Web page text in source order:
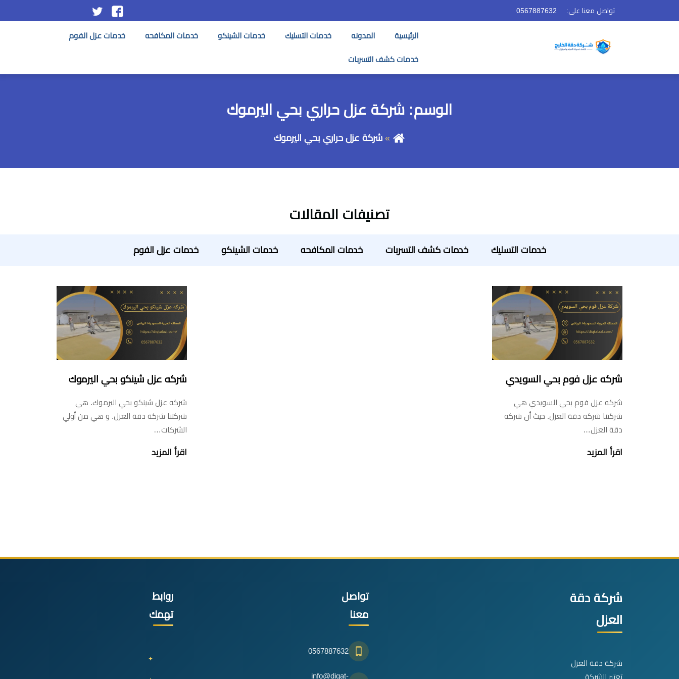
تواصل معنا على: 0567887632
تابعنا
فيسبوكتويتر
الرئيسية المدونه خدمات التسليك خدمات الشينكو خدمات المكافحه خدمات عزل الفوم
خدمات كشف التسربات
الوسم: شركة عزل حراري بحي اليرموك
شركة عزل حراري بحي اليرموك
تصنيفات المقالات
خدمات التسليك خدمات كشف التسربات خدمات المكافحه خدمات الشينكو خدمات عزل الفوم
شركه عزل فوم بحي السويدي
شركه عزل فوم بحي السويدي هي
شركتنا شركه دقة العزل. حيث أن شركه
دقة العزل…
اقرأ المزيد
شركه عزل شينكو بحي اليرموك
شركه عزل شينكو بحي اليرموك. هي
شركتنا شركة دقة العزل. و هي من أولي
الشركات…
اقرأ المزيد
شركة دقة
العزل
شركة دقة العزل
تعتبر الشركة
تواصل
معنا
0567887632
info@diqat-
روابط
تهمك